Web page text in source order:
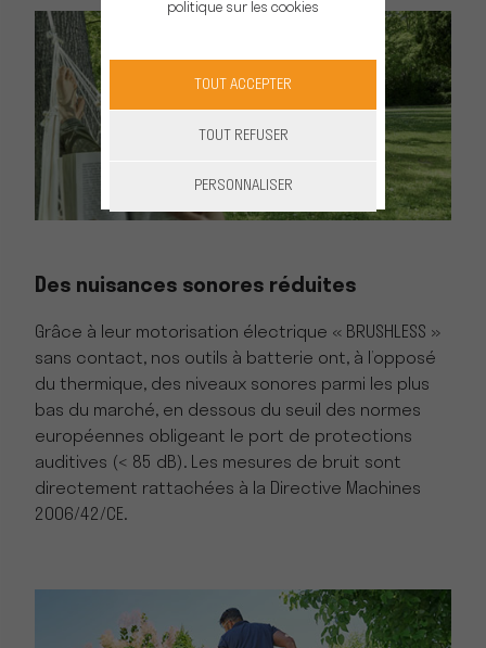
Des nuisances sonores réduites
Grâce à leur motorisation électrique « BRUSHLESS »
sans contact, nos outils à batterie ont, à l’opposé
du thermique, des niveaux sonores parmi les plus
bas du marché, en dessous du seuil des normes
européennes obligeant le port de protections
auditives (< 85 dB). Les mesures de bruit sont
directement rattachées à la Directive Machines
2006/42/CE.
politique sur les cookies
TOUT ACCEPTER
TOUT REFUSER
PERSONNALISER